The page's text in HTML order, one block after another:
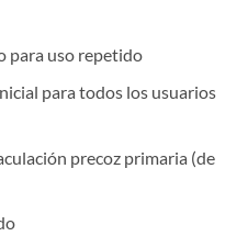
para uso repetido
para todos los usuarios
precoz primaria (de